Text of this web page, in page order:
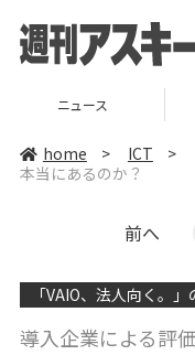
ニュース
home > ICT >
本当にあるのか？
前へ
「VAIO、法人向く。
導入企業による評